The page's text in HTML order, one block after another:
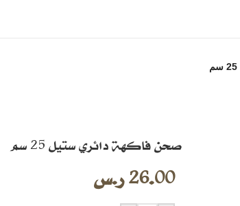
صحن فاكهة دائري ستيل 25 سم
26.00ر.س